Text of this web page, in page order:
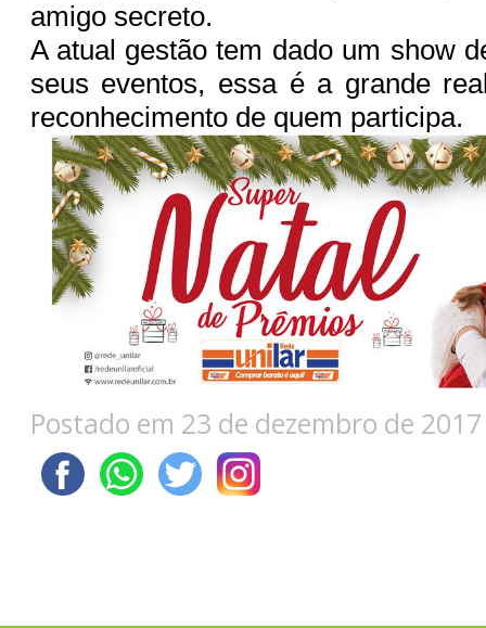
amigo secreto.
A atual gestão tem dado um show
seus eventos, essa é a grande
reconhecimento de quem participa.
Postado em 23 de dezembro de 2017